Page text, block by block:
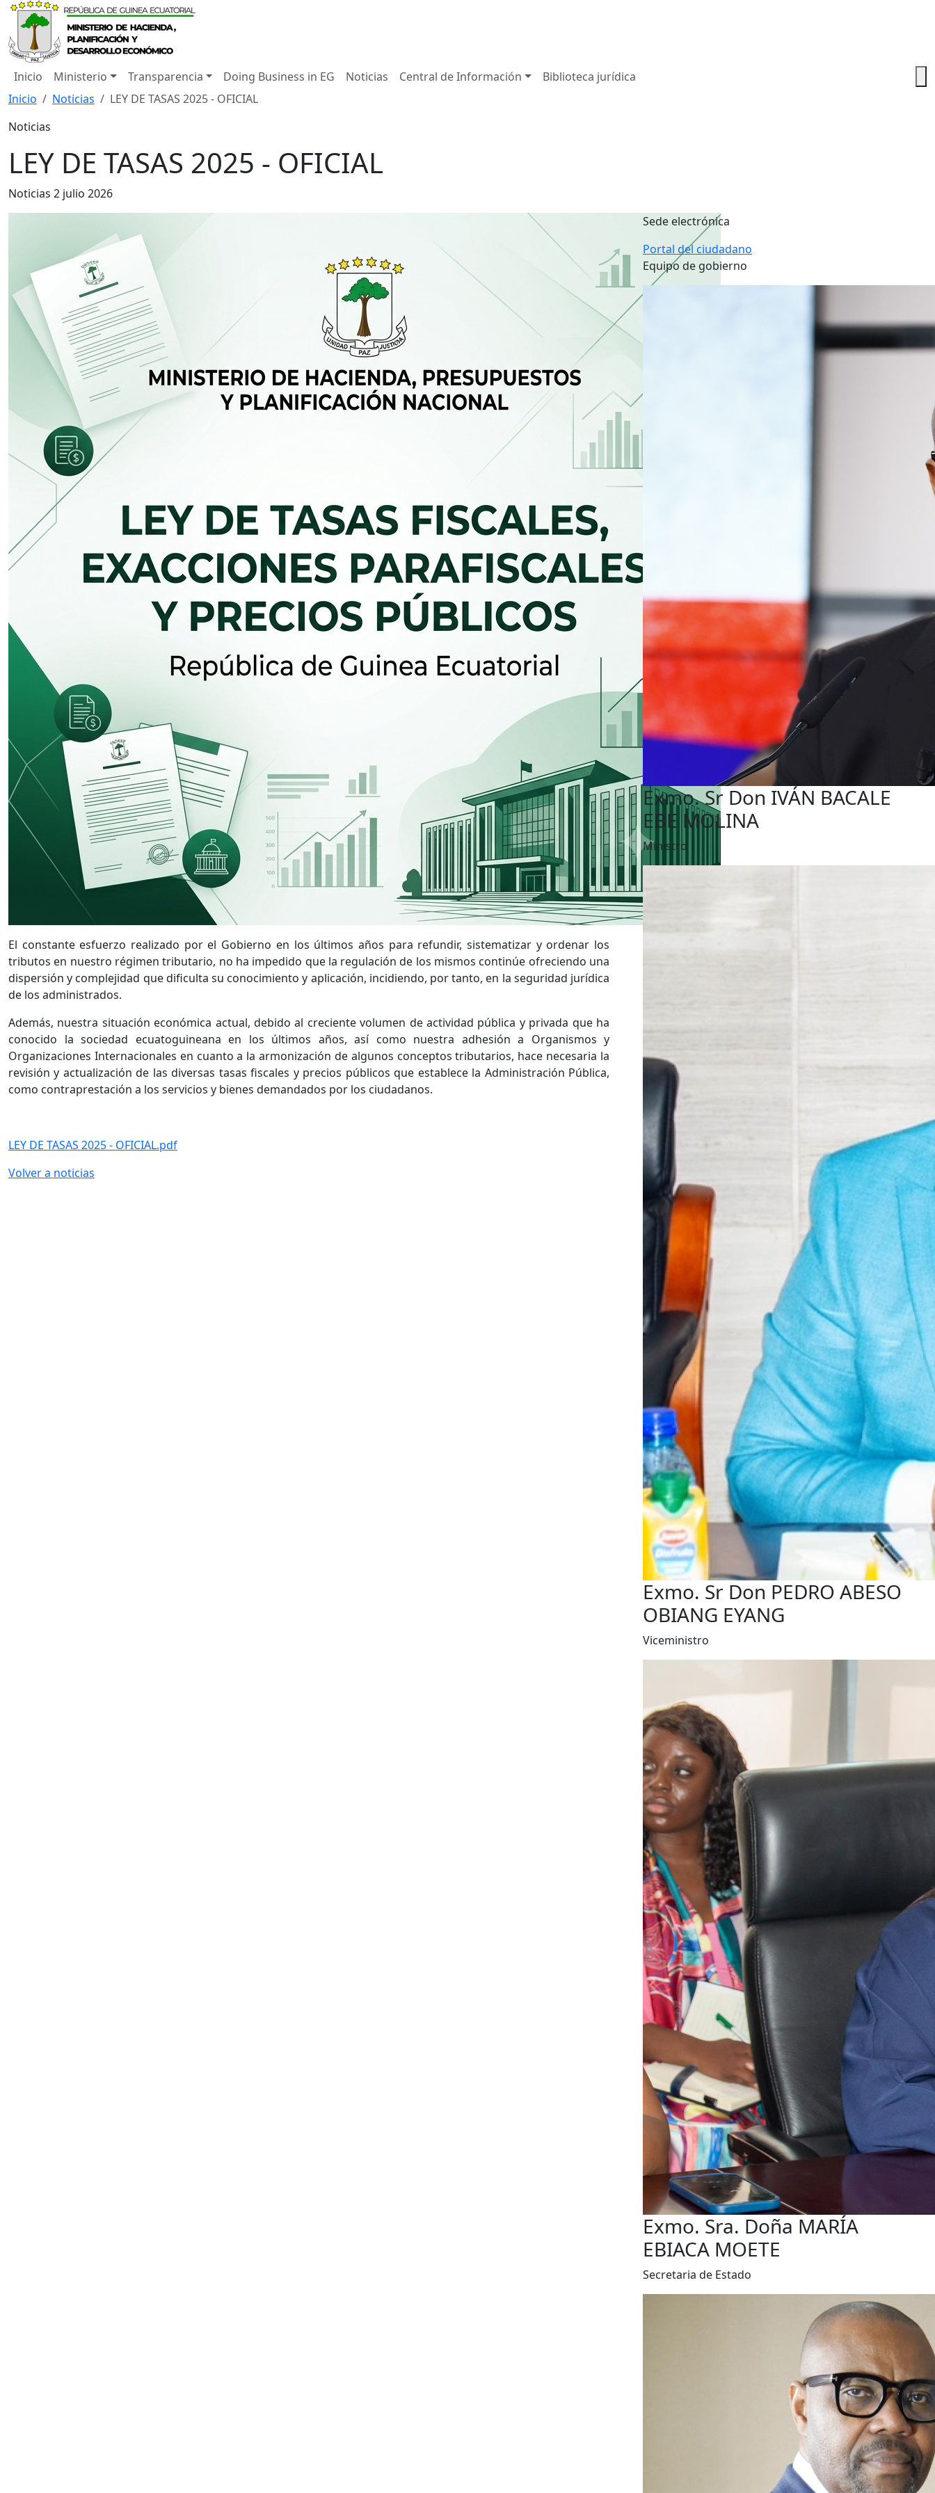
Inicio Ministerio Transparencia Doing Business in EG Noticias Central de Información
Biblioteca jurídica
Inicio
Noticias
LEY DE TASAS 2025 - OFICIAL
Noticias
LEY DE TASAS 2025 - OFICIAL
Noticias 2 julio 2026
El constante esfuerzo realizado por el Gobierno en los últimos años para refundir, sistematizar y ordenar los
tributos en nuestro régimen tributario, no ha impedido que la regulación de los mismos continúe ofreciendo una
dispersión y complejidad que dificulta su conocimiento y aplicación, incidiendo, por tanto, en la seguridad jurídica
de los administrados.
Además, nuestra situación económica actual, debido al creciente volumen de actividad pública y privada que ha
conocido la sociedad ecuatoguineana en los últimos años, así como nuestra adhesión a Organismos y
Organizaciones Internacionales en cuanto a la armonización de algunos conceptos tributarios, hace necesaria la
revisión y actualización de las diversas tasas fiscales y precios públicos que establece la Administración Pública,
como contraprestación a los servicios y bienes demandados por los ciudadanos.
LEY DE TASAS 2025 - OFICIAL.pdf
Volver a noticias
Sede electrónica
Portal del ciudadano
Equipo de gobierno
Exmo. Sr Don IVÁN BACALE
EBE MOLINA
Ministro
Exmo. Sr Don PEDRO ABESO
OBIANG EYANG
Viceministro
Exmo. Sra. Doña MARÍA
EBIACA MOETE
Secretaria de Estado